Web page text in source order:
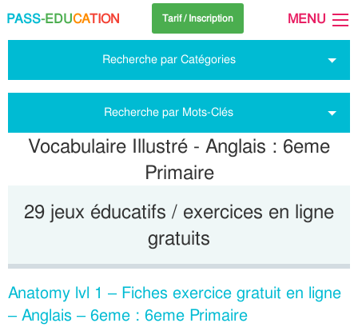
PASS-EDUCATION Tarif / Inscription MENU
Recherche par Catégories
Recherche par Mots-Clés
Vocabulaire Illustré - Anglais : 6eme
Primaire
29 jeux éducatifs / exercices en ligne
gratuits
Anatomy lvl 1 – Fiches exercice gratuit en ligne
– Anglais – 6eme : 6eme Primaire